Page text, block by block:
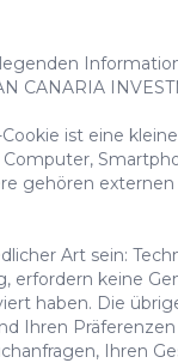
Park
der
CANARIA
ist eine
gehören
Art sein:
erfordern keine
haben. Die
Ihren
Ihren